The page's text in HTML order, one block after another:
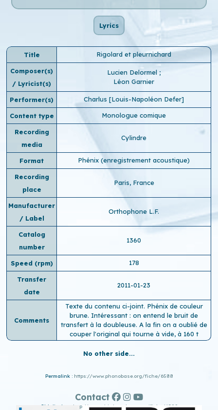
Lyrics
Title Rigolard et pleurnichard
Composer(s)
/ Lyricist(s)
Lucien Delormel ;
Léon Garnier
Performer(s) Charlus [Louis-Napoléon Defer]
Content type Monologue comique
Recording
media
Cylindre
Format Phénix (enregistrement acoustique)
Recording
place
Paris, France
Manufacturer
/ Label
Orthophone L.F.
Catalog
number
1360
Speed ​​(rpm) 178
Transfer
date
2011-01-23
Comments
Texte du contenu ci-joint. Phénix de couleur
brune. Intéressant : on entend le bruit de
transfert à la doubleuse. A la fin on a oublié de
couper l'original qui tourne à vide, à 160 t
No other side...
Permalink : https://www.phonobase.org/fiche/6588
Old display : http://www.old.phonobase.org/fiche/6588
Contact